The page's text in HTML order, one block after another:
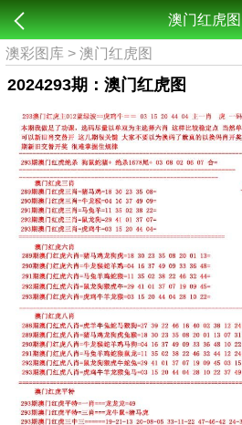
澳门红虎图
澳彩图库 >澳门红虎图
2024293期：澳门红虎图